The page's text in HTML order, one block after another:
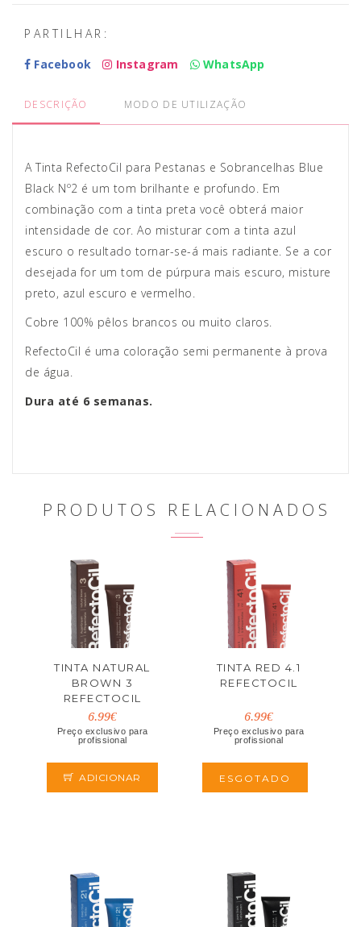
PARTILHAR:
Facebook
Instagram WhatsApp
DESCRIÇÃO MODO DE UTILIZAÇÃO
A Tinta RefectoCil para Pestanas e Sobrancelhas Blue
Black Nº2 é um tom brilhante e profundo. Em
combinação com a tinta preta você obterá maior
intensidade de cor. Ao misturar com a tinta azul
escuro o resultado tornar-se-á mais radiante. Se a cor
desejada for um tom de púrpura mais escuro, misture
preto, azul escuro e vermelho.
Cobre 100% pêlos brancos ou muito claros.
RefectoCil é uma coloração semi permanente à prova
de água.
Dura até 6 semanas.
PRODUTOS RELACIONADOS
TINTA NATURAL
BROWN 3
REFECTOCIL
6.99€
Preço exclusivo para
profissional
ADICIONAR
TINTA RED 4.1
REFECTOCIL
6.99€
Preço exclusivo para
profissional
ESGOTADO